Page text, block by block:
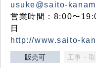
usuke@saito-
営業時間：8:00〜
日
http://www.saito-
販売可 工事・